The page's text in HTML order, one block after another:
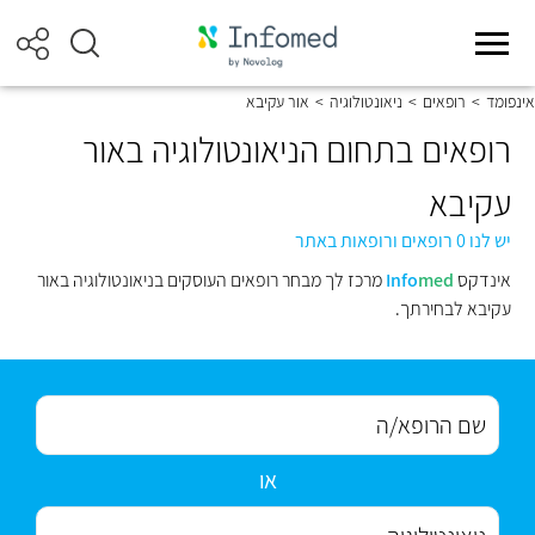
אינפומד > רופאים > ניאונטולוגיה > אור עקיבא
רופאים בתחום הניאונטולוגיה באור
עקיבא
יש לנו 0 רופאים ורופאות באתר
אינדקס
Infomed
מרכז לך מבחר רופאים העוסקים בניאונטולוגיה באור
עקיבא לבחירתך.
או